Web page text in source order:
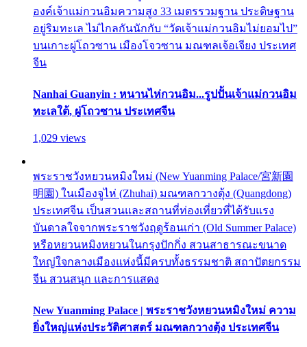
องค์เจ้าแม่กวนอิมความสูง 33 เมตรรวมฐาน ประดิษฐาน
อยู่ริมทะเล ไม่ไกลกันนักกับ “วัดเจ้าแม่กวนอิมไม่ยอมไป”
บนเกาะผู่โถวซาน เมืองโจวซาน มณฑลเจ้อเจียง ประเทศ
จีน
Nanhai Guanyin : หนานไห่กวนอิม...รูปปั้นเจ้าแม่กวนอิม
ทะเลใต้, ผู่โถวซาน ประเทศจีน
1,029 views
พระราชวังหยวนหมิงใหม่ (New Yuanming Palace/宮新園
明園) ในเมืองจูไห่ (Zhuhai) มณฑลกวางตุ้ง (Quangdong)
ประเทศจีน เป็นสวนและสถานที่ท่องเที่ยวที่ได้รับแรง
บันดาลใจจากพระราชวังฤดูร้อนเก่า (Old Summer Palace)
หรือหยวนหมิงหยวนในกรุงปักกิ่ง สวนสาธารณะขนาด
ใหญ่ใจกลางเมืองแห่งนี้มีครบทั้งธรรมชาติ สถาปัตยกรรม
จีน สวนสนุก และการแสดง
New Yuanming Palace | พระราชวังหยวนหมิงใหม่ ความ
ยิ่งใหญ่แห่งประวัติศาสตร์ มณฑลกวางตุ้ง ประเทศจีน